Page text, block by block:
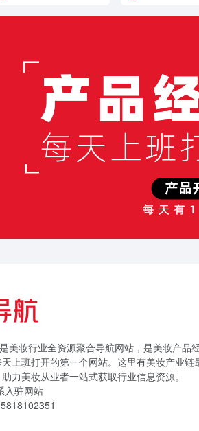
美妆行业全资源聚合导航网站，是美妆产品
上班打开的第一个网站。这里有美妆产业链
力美妆从业者一站式获取行业信息资源。
入驻网站